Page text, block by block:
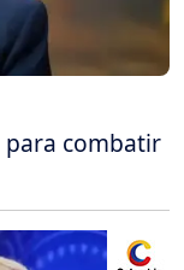
combatir